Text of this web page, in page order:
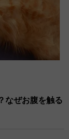
なぜお腹を触る